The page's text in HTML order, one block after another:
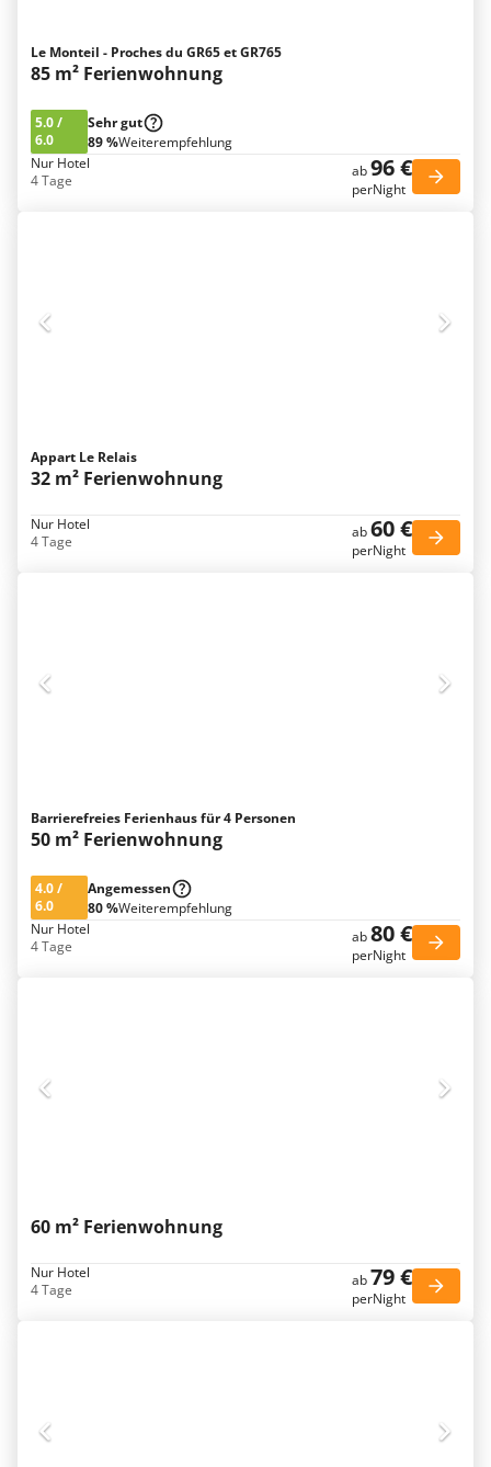
Le Monteil - Proches du GR65 et GR765
85 m² Ferienwohnung
5.0/
6.0
Sehr gut
89 %Weiterempfehlung
Nur Hotel
4 Tage
ab96 €
perNight
Appart Le Relais
32 m² Ferienwohnung
Nur Hotel
4 Tage
ab60 €
perNight
Barrierefreies Ferienhaus für 4 Personen
50 m² Ferienwohnung
4.0/
6.0
Angemessen
80 %Weiterempfehlung
Nur Hotel
4 Tage
ab80 €
perNight
60 m² Ferienwohnung
Nur Hotel
4 Tage
ab79 €
perNight